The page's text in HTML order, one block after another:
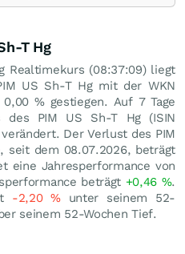
T Hg
Realtimekurs (08:37:09) liegt
US Sh-T Hg mit der WKN
0,00%gestiegen. Auf 7 Tage
PIM US Sh-T Hg (ISIN
Der Verlust des PIM
seit dem 08.07.2026, beträgt
eine Jahresperformance von
beträgt +0,46 %.
-2,20%unter seinem 52-
seinem 52-Wochen Tief.